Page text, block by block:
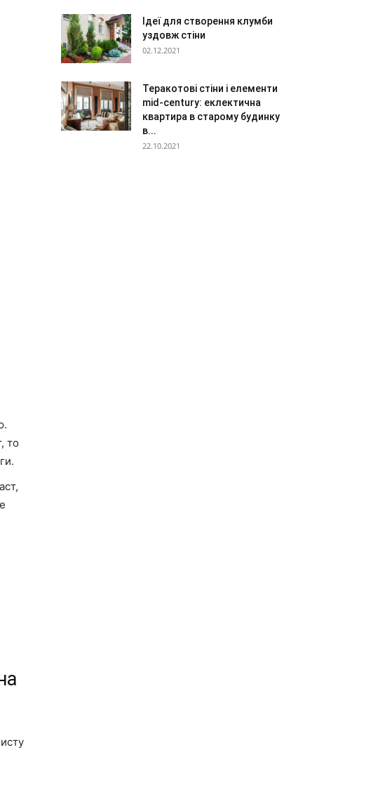
то
Ідеї для створення клумби
уздовж стіни
02.12.2021
Теракотові стіни і елементи
mid-century: еклектична
квартира в старому будинку
в...
22.10.2021